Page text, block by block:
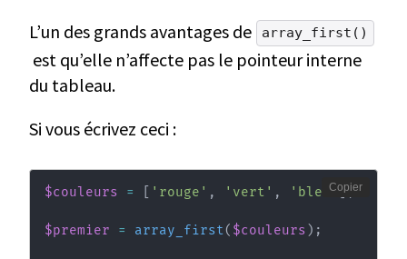
L’un des grands avantages de
array_first()
est qu’elle n’affecte pas le pointeur interne
du tableau.
Si vous écrivez ceci :
$couleurs = 'rouge' , 'vert' , 'bleu'];
$premier = array_first( $couleurs ) ;
Copier